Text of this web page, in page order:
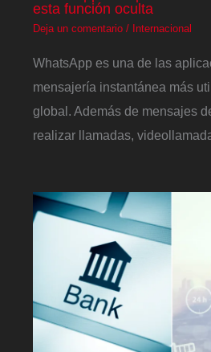
esta función oculta
Deja un comentario / Internacional
WhatsApp es una de las
mensajería instantánea más
global. Además de mensajes
realizar llamadas,